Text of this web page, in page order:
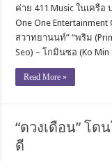
ค่าย 411 Music ในเครือ
One One
สวาทยานนท์” “พริม
Seo) – โกมินซอ (Ko Min
Read More »
“ดวงเดือน” โด
ดี